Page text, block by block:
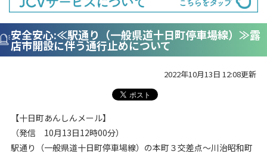
安全安心:≪駅通り（一般県道十日町停車場線）≫露
店市開設に伴う通行止めについて
2022年10月13日 12:08更新
【十日町あんしんメール】
（発信 10月13日12時00分）
駅通り（一般県道十日町停車場線）の本町３交差点〜川治昭和町